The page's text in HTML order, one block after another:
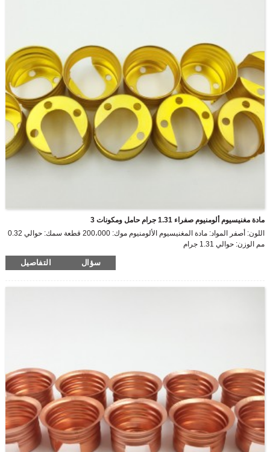
مادة مغنيسيوم ألومنيوم صفراء 1.31 جرام حامل ومكونات 3
اللون: أصفر المواد: مادة المغنيسيوم الألومنيوم موك: 200،000 قطعة سمك: حوالي 0.32
مم الوزن: حوالي 1.31 جرام
سؤال التفاصيل